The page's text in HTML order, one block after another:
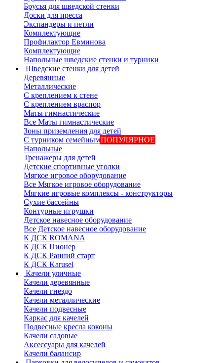
Брусья для шведской стенки
Доски для пресса
Экспандеры и петли
Комплектующие
Профилактор Евминова
Комплектующие
Напольные шведские стенки и турники
Шведские стенки для детей
Деревянные
Металлические
С креплением к стене
С креплением враспор
Маты гимнастические
Все Маты гимнастические
Зоны приземления для детей
С турником семейнымПОПУЛЯРНОЕ
Напольные
Тренажеры для детей
Детские спортивные уголки
Мягкое игровое оборудование
Все Мягкое игровое оборудование
Мягкие игровые комплексы - конструкторы
Сухие бассейны
Контурные игрушки
Детское навесное оборудование
Все Детское навесное оборудование
К ДСК ROMANA
К ДСК Пионер
К ДСК Ранний старт
К ДСК Karusel
Качели уличные
Качели деревянные
Качели гнездо
Качели металлические
Качели подвесные
Каркас для качелей
Подвесные кресла коконы
Качели садовые
Аксессуары для качелей
Качели балансир